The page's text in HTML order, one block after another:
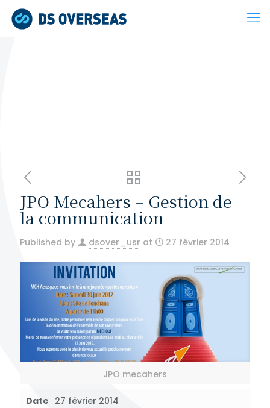
JPO Mecahers – Gestion de
la communication
Published by dsover_usr at 27 février 2014
JPO mecahers
Date 27 février 2014